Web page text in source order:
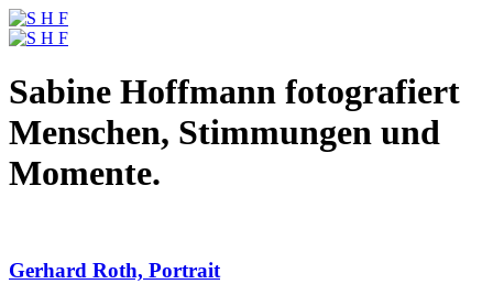
Sabine Hoffmann fotografiert
Menschen, Stimmungen und
Momente.
Gerhard Roth, Portrait